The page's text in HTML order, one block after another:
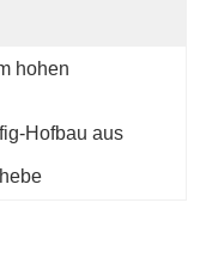
hohen
Hofbau aus